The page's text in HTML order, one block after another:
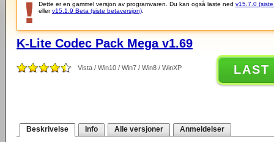
Dette er en gammel versjon av programvaren. Du kan også laste ned v15.7.0
ellerv15.1.9 Beta (siste betaversjon)
K-Lite Codec Pack Mega v1.69
Vista / Win10 / Win7 / Win8 / WinXP LAST
Beskrivelse Info Alle versjoner Anmeldelser